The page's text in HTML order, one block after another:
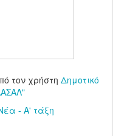
τον χρήστη Δημοτικό
- Α' τάξη